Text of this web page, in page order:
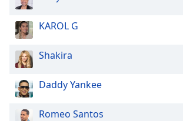
KAROL G
Shakira
Daddy Yankee
Romeo Santos